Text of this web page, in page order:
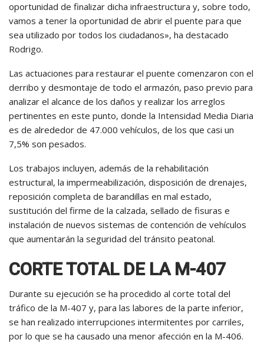
oportunidad de finalizar dicha infraestructura y, sobre todo,
vamos a tener la oportunidad de abrir el puente para que
sea utilizado por todos los ciudadanos», ha destacado
Rodrigo.
Las actuaciones para restaurar el puente comenzaron con el
derribo y desmontaje de todo el armazón, paso previo para
analizar el alcance de los daños y realizar los arreglos
pertinentes en este punto, donde la Intensidad Media Diaria
es de alrededor de 47.000 vehículos, de los que casi un
7,5% son pesados.
Los trabajos incluyen, además de la rehabilitación
estructural, la impermeabilización, disposición de drenajes,
reposición completa de barandillas en mal estado,
sustitución del firme de la calzada, sellado de fisuras e
instalación de nuevos sistemas de contención de vehículos
que aumentarán la seguridad del tránsito peatonal.
CORTE TOTAL DE LA M-407
Durante su ejecución se ha procedido al corte total del
tráfico de la M-407 y, para las labores de la parte inferior,
se han realizado interrupciones intermitentes por carriles,
por lo que se ha causado una menor afección en la M-406.